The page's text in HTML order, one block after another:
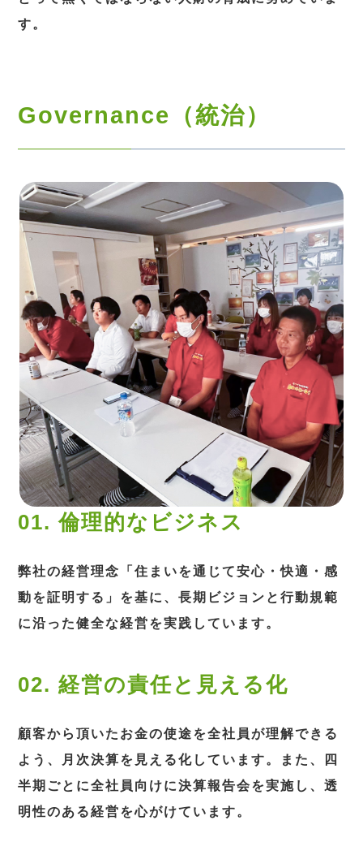
す。
Governance（統治）
01. 倫理的なビジネス
弊社の経営理念「住まいを通じて安心・快適・感
動を証明する」を基に、長期ビジョンと行動規範
に沿った健全な経営を実践しています。
02. 経営の責任と見える化
顧客から頂いたお金の使途を全社員が理解できる
よう、月次決算を見える化しています。また、四
半期ごとに全社員向けに決算報告会を実施し、透
明性のある経営を心がけています。